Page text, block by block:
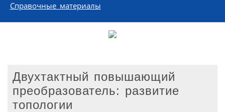
Справочные материалы
Двухтактный повышающий
преобразователь: развитие
топологии